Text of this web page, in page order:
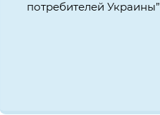
потребителей Украины”